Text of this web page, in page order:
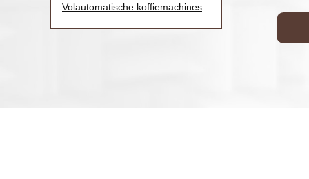
Volautomatische koffiemachines